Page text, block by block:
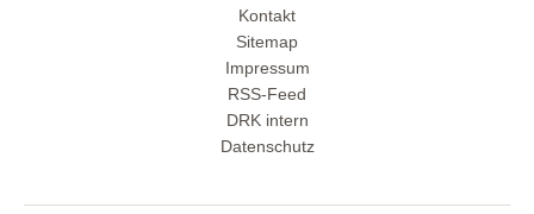
Kontakt
Sitemap
Impressum
RSS-Feed
DRK intern
Datenschutz